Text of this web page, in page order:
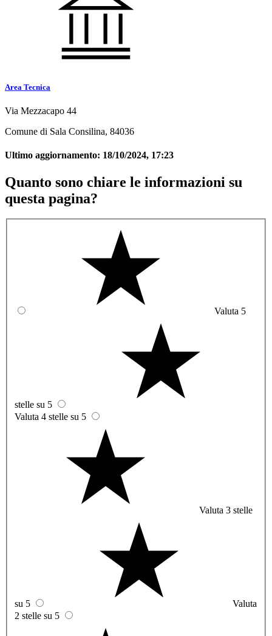
Area Tecnica
Via Mezzacapo 44
Comune di Sala Consilina, 84036
Ultimo aggiornamento: 18/10/2024, 17:23
Quanto sono chiare le informazioni su
questa pagina?
Valuta 5
stelle su 5
Valuta 4 stelle su 5
Valuta 3 stelle
su 5
Valuta
2 stelle su 5